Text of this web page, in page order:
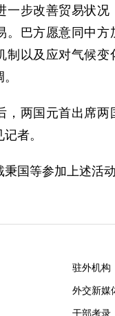
一步改善贸易状况
。巴方愿意同中方
制以及应对气候变
两国元首出席两
者。
等参加上述活动
驻外机构
外交新媒
干部考录